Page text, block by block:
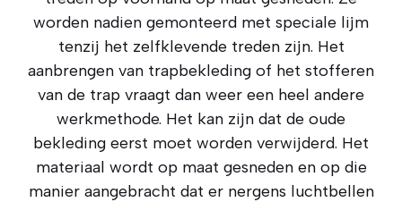
worden nadien gemonteerd met speciale lijm
tenzij het zelfklevende treden zijn. Het
aanbrengen van trapbekleding of het stofferen
van de trap vraagt dan weer een heel andere
werkmethode. Het kan zijn dat de oude
bekleding eerst moet worden verwijderd. Het
materiaal wordt op maat gesneden en op die
manier aangebracht dat er nergens luchtbellen